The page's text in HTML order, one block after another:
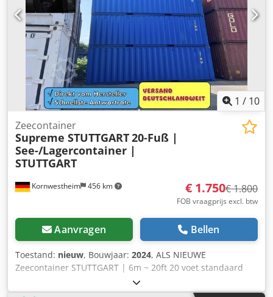
plaatsen
1 / 10
Kornwestheim 456 km
Zeecontainer
Supreme STUTTGART20-Fuß |
See-/Lagercontainer |
STUTTGART
€ 1.750€ 1.800
FOB vraagprijs excl. btw
Aanvragen Bellen
Toestand: nieuw, Bouwjaar: 2024, ALS NIEUWE
Zeecontainer STUTTGART | 6m ~ 20ft 20 voet standaard
container in NIEUWE STAAT voor afhaling "gratis opstelling
vanaf depot" Neem gerust contact met ons op, wij nemen